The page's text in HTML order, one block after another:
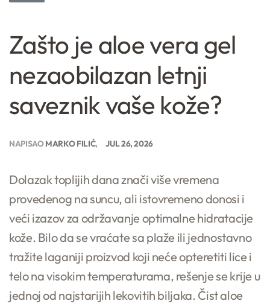
Zašto je aloe vera gel
nezaobilazan letnji
saveznik vaše kože?
NAPISAOMARKO FILIĆ JUL 26, 2026
Dolazak toplijih dana znači više vremena
provedenog na suncu, ali istovremeno donosi i
veći izazov za održavanje optimalne hidratacije
kože. Bilo da se vraćate sa plaže ili jednostavno
tražite laganiji proizvod koji neće opteretiti lice i
telo na visokim temperaturama, rešenje se krije u
jednoj od najstarijih lekovitih biljaka. Čist aloe